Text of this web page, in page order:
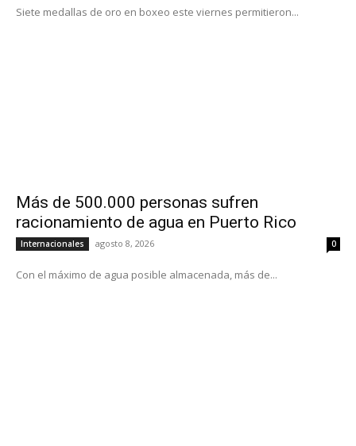
Siete medallas de oro en boxeo este viernes permitieron...
Más de 500.000 personas sufren
racionamiento de agua en Puerto Rico
Internacionales agosto 8, 2026 0
Con el máximo de agua posible almacenada, más de...